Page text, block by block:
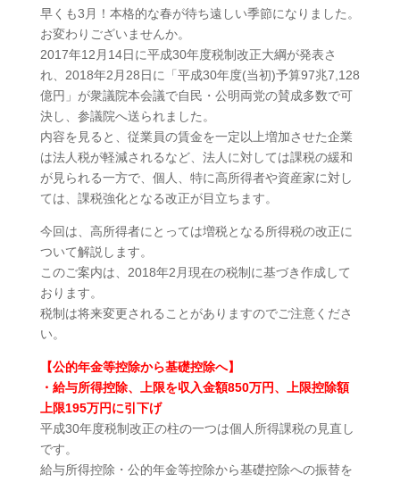
早くも3月！本格的な春が待ち遠しい季節になりました。
お変わりございませんか。
2017年12月14日に平成30年度税制改正大綱が発表さ
れ、2018年2月28日に「平成30年度(当初)予算97兆7,128
億円」が衆議院本会議で自民・公明両党の賛成多数で可
決し、参議院へ送られました。
内容を見ると、従業員の賃金を一定以上増加させた企業
は法人税が軽減されるなど、法人に対しては課税の緩和
が見られる一方で、個人、特に高所得者や資産家に対し
ては、課税強化となる改正が目立ちます。
今回は、高所得者にとっては増税となる所得税の改正に
ついて解説します。
このご案内は、2018年2月現在の税制に基づき作成して
おります。
税制は将来変更されることがありますのでご注意くださ
い。
【公的年金等控除から基礎控除へ】
・給与所得控除、上限を収入金額850万円、上限控除額
上限195万円に引下げ
平成30年度税制改正の柱の一つは個人所得課税の見直し
です。
給与所得控除・公的年金等控除から基礎控除への振替を